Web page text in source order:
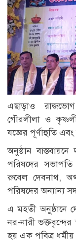
এছাড়াও
গৌরলীলা ও
যজ্ঞের পূর্ণাহুতি
অনুষ্ঠান
পরিষদের
রুবেল দেবনাথ,
পরিষদের অন্যান্য
এ মহতী অনুষ্ঠানে
নর-নারী ভক্তবৃন্দের
হয় এক পবিত্র